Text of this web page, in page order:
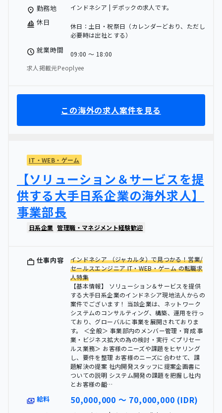
勤務地 インドネシア | デポックの求人です。
休日
休日：土日・祝祭日（カレンダーどおり、ただし
必要時は出社とする）
就業時間
09:00 〜 18:00
求人掲載元Peoplyee
この海外の求人案件を見る
IT・WEB・ゲーム
【ソリューション＆サービスを提
供する大手日系企業の海外求人】
事業部長
日系企業 管理職・マネジメント経験歓迎
仕事内容
インドネシア （ジャカルタ）で見つかる！営業/
セールスエンジニア IT・WEB・ゲーム の転職求
人特集
【基本情報】 ソリューション＆サービスを提供
する大手日系企業のインドネシア現地法人からの
案件でございます！ 当該企業は、ネットワーク
システムのコンサルティング、構築、運用を行っ
ており、グローバルに事業を展開されておりま
す。 ＜全般＞ 事業部内のメンバー管理・育成 事
業・ビジネス拡大の為の検討・実行 ＜プリセー
ルス業務＞ お客様のニーズや課題をヒヤリング
し、要件を整理 お客様のニーズに合わせて、課
題解決の提案 社内開発スタッフに提案企画書に
ついての説明 システム開発の課題を把握し社内
とお客様の齟…
給料 50,000,000 〜 70,000,000 (IDR)